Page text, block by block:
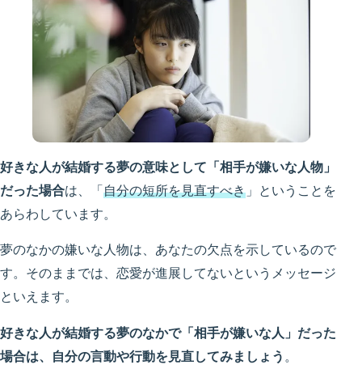
好きな人が結婚する夢の意味として「相手が嫌いな人物」
だった場合は、「自分の短所を見直すべき 」ということを
あらわしています。
夢のなかの嫌いな人物は、あなたの欠点を示しているので
す。そのままでは、恋愛が進展してないというメッセージ
といえます。
好きな人が結婚する夢のなかで「相手が嫌いな人」だった
場合は、自分の言動や行動を見直してみましょう 。